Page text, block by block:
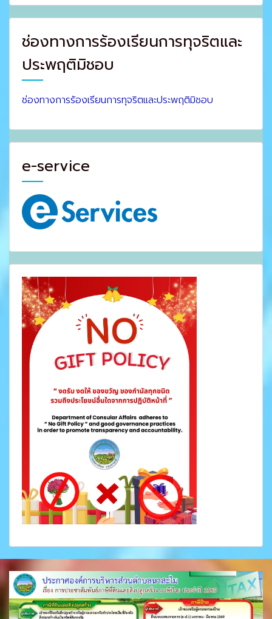
ช่องทางการร้องเรียนการทุจริตและ
ประพฤติมิชอบ
ช่องทางการร้องเรียนการทุจริตและประพฤติมิชอบ
e-service